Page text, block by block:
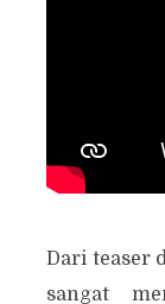
Dari teaser
sangat